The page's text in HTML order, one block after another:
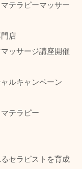
テラピーマッサー
店
ッサージ講座開催
ルキャンペーン
テラピー
セラピストを育成